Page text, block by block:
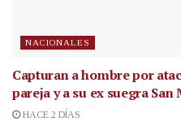
NACIONALES
Capturan a hombre por
pareja y a su ex suegra San
HACE 2 DÍAS